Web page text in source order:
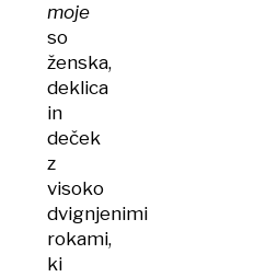
moje
so
ženska,
deklica
in
deček
z
visoko
dvignjenimi
rokami,
ki